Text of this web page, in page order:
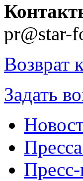
pr@star-
Возврат
Задать